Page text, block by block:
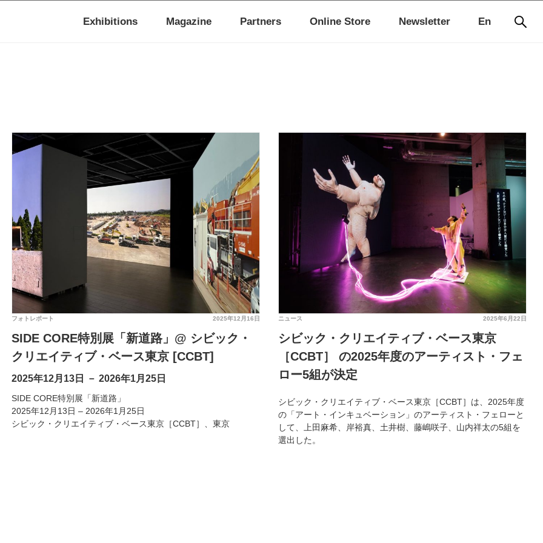
En
Exhibitions Magazine Partners Online Store Newsletter
2025年12月16日
フォトレポート
SIDE CORE特別展「新道路」@ シビック・
クリエイティブ・ベース東京 [CCBT]
2025年12月13日 － 2026年1月25日
SIDE CORE特別展「新道路」
2025年12月13日 – 2026年1月25日
シビック・クリエイティブ・ベース東京［CCBT］、東京
2025年6月22日
ニュース
シビック・クリエイティブ・ベース東京
［CCBT］ の2025年度のアーティスト・フェ
ロー5組が決定
シビック・クリエイティブ・ベース東京［CCBT］は、2025年度
の「アート・インキュベーション」のアーティスト・フェローと
して、上田麻希、岸裕真、土井樹、藤嶋咲子、山内祥太の5組を
選出した。